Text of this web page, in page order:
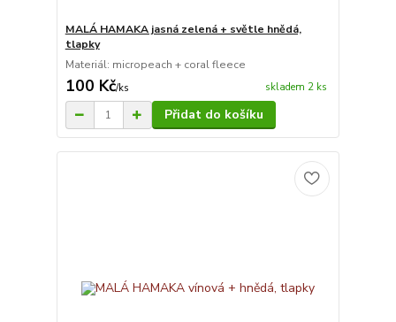
MALÁ HAMAKA jasná zelená + světle hnědá,
tlapky
Materiál: micropeach + coral fleece
100 Kč/ks skladem 2 ks
Přidat do košíku